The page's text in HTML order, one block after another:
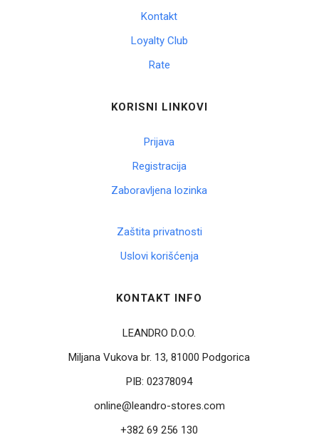
Kontakt
Loyalty Club
Rate
KORISNI LINKOVI
Prijava
Registracija
Zaboravljena lozinka
Zaštita privatnosti
Uslovi korišćenja
KONTAKT INFO
LEANDRO D.O.O.
Miljana Vukova br. 13, 81000 Podgorica
PIB:02378094
online@leandro-stores.com
+382 69 256 130